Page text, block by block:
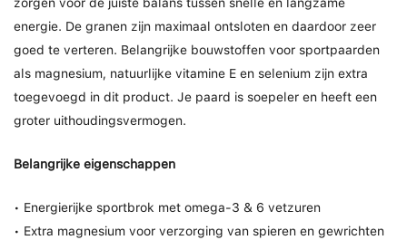
energie. De granen zijn maximaal ontsloten en daardoor zeer
goed te verteren. Belangrijke bouwstoffen voor sportpaarden
als magnesium, natuurlijke vitamine E en selenium zijn extra
toegevoegd in dit product. Je paard is soepeler en heeft een
groter uithoudingsvermogen.
Belangrijke eigenschappen
• Energierijke sportbrok met omega-3 & 6 vetzuren
• Extra magnesium voor verzorging van spieren en gewrichten